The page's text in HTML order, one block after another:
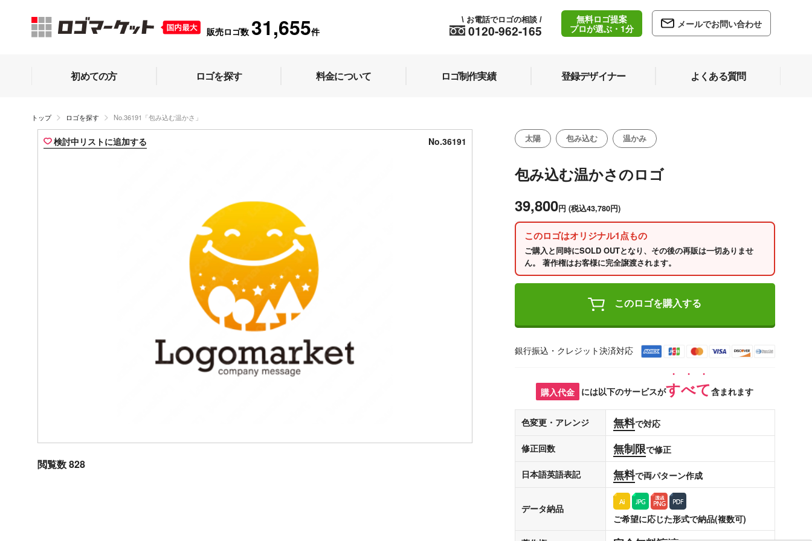
販売ロゴ数 31,655件 0120-962-165
\ お電話でロゴの相談 /
無料ロゴ提案
プロが選ぶ・1分
メールでお問い合わせ
初めての方 ロゴを探す 料金について ロゴ制作実績 登録デザイナー よくある質問
トップ ロゴを探す No.36191「包み込む温かさ」
検討中リストに追加する No.36191
閲覧数 828
太陽 包み込む 温かみ
包み込む温かさのロゴ
39,800円 (税込43,780円)
このロゴはオリジナル1点もの
ご購入と同時にSOLD OUTとなり、その後の再販は一切ありませ
ん。 著作権はお客様に完全譲渡されます。
このロゴを購入する
銀行振込・クレジット決済対応
購入代金 には以下のサービスがすべて含まれます
色変更・アレンジ 無料で対応
修正回数 無制限で修正
日本語英語表記 無料で両パターン作成
データ納品
ご希望に応じた形式で納品(複数可)